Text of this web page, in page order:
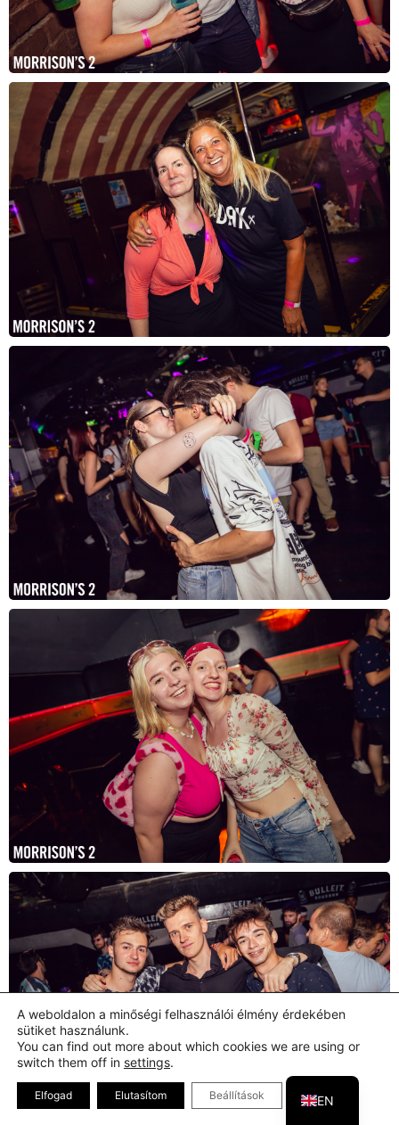
A weboldalon a minőségi felhasználói élmény érdekében
sütiket használunk.
You can find out more about which cookies we are using or
switch them off in settings.
Elfogad Elutasítom Beállítások Close GDPR
EN